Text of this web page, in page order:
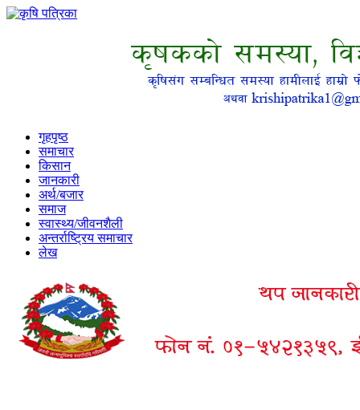
गृहपृष्ठ
समाचार
किसान
जानकारी
अर्थ/बजार
समाज
स्वास्थ्य/जीवनशैली
अन्तर्राष्ट्रिय समाचार
लेख